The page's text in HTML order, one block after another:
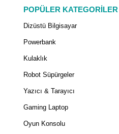
POPÜLER KATEGORİLER
Dizüstü Bilgisayar
Powerbank
Kulaklık
Robot Süpürgeler
Yazıcı & Tarayıcı
Gaming Laptop
Oyun Konsolu